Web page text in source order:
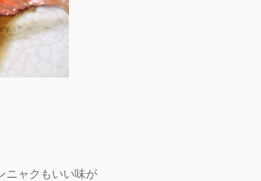
ニャクもいい味が